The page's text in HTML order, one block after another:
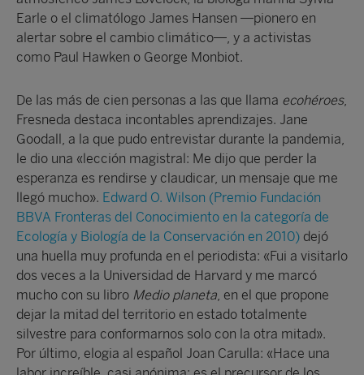
Earle o el climatólogo James Hansen —pionero en
alertar sobre el cambio climático—, y a activistas
como Paul Hawken o George Monbiot.
De las más de cien personas a las que llama ecohéroes,
Fresneda destaca incontables aprendizajes. Jane
Goodall, a la que pudo entrevistar durante la pandemia,
le dio una «lección magistral: Me dijo que perder la
esperanza es rendirse y claudicar, un mensaje que me
llegó mucho». Edward O. Wilson (Premio Fundación
BBVA Fronteras del Conocimiento en la categoría de
Ecología y Biología de la Conservación en 2010) dejó
una huella muy profunda en el periodista: «Fui a visitarlo
dos veces a la Universidad de Harvard y me marcó
mucho con su libro Medio planeta, en el que propone
dejar la mitad del territorio en estado totalmente
silvestre para conformarnos solo con la otra mitad».
Por último, elogia al español Joan Carulla: «Hace una